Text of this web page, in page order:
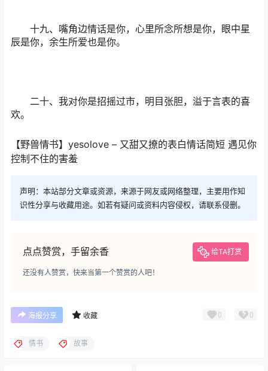
十九、嘴角边情话是你，心里所念所想是你，眼中星
辰是你，余生所爱也是你。
二十、我对你是招摇过市，明目张胆，溢于言表的喜
欢。
【野兽情书】yesolove – 又甜又撩的表白情话简短 遇见你
控制不住的害羞
声明：本站部分文章或资源，来源于网友或网络整理，主要用作知
识性分享与收藏用途。如若有疑问或资料内容侵权，请联系侵删。
点点赞赏，手留余香 给TA打赏
还没有人赞赏，快来当第一个赞赏的人吧！
海报分享 收藏 0 0
情书 故事